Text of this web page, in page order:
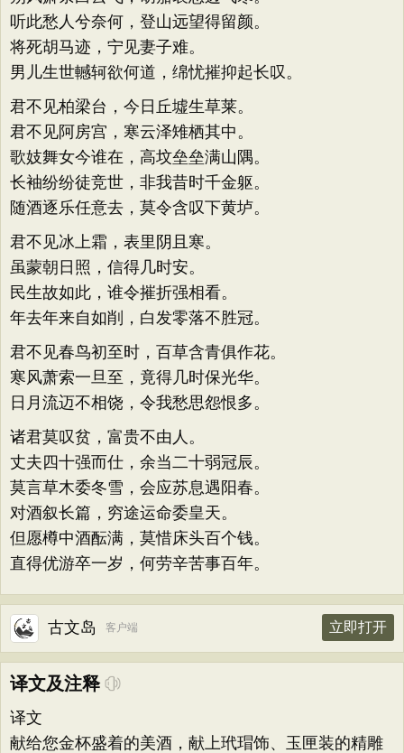
听此愁人兮奈何，登山远望得留颜。
将死胡马迹，宁见妻子难。
男儿生世轗轲欲何道，绵忧摧抑起长叹。
君不见柏梁台，今日丘墟生草莱。
君不见阿房宫，寒云泽雉栖其中。
歌妓舞女今谁在，高坟垒垒满山隅。
长袖纷纷徒竞世，非我昔时千金躯。
随酒逐乐任意去，莫令含叹下黄垆。
君不见冰上霜，表里阴且寒。
虽蒙朝日照，信得几时安。
民生故如此，谁令摧折强相看。
年去年来自如削，白发零落不胜冠。
君不见春鸟初至时，百草含青俱作花。
寒风萧索一旦至，竟得几时保光华。
日月流迈不相饶，令我愁思怨恨多。
诸君莫叹贫，富贵不由人。
丈夫四十强而仕，余当二十弱冠辰。
莫言草木委冬雪，会应苏息遇阳春。
对酒叙长篇，穷途运命委皇天。
但愿樽中酒酝满，莫惜床头百个钱。
直得优游卒一岁，何劳辛苦事百年。
古文岛 客户端 立即打开
译文及注释
译文
献给您金杯盛着的美酒，献上玳瑁饰、玉匣装的精雕